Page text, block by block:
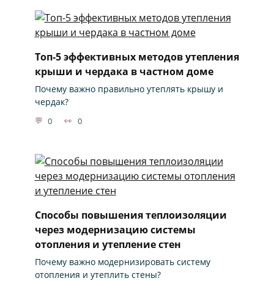
Топ-5 эффективных методов утепления
крыши и чердака в частном доме
Почему важно правильно утеплять крышу и
чердак?
0 0
Способы повышения теплоизоляции
через модернизацию системы
отопления и утепление стен
Почему важно модернизировать систему
отопления и утеплить стены?